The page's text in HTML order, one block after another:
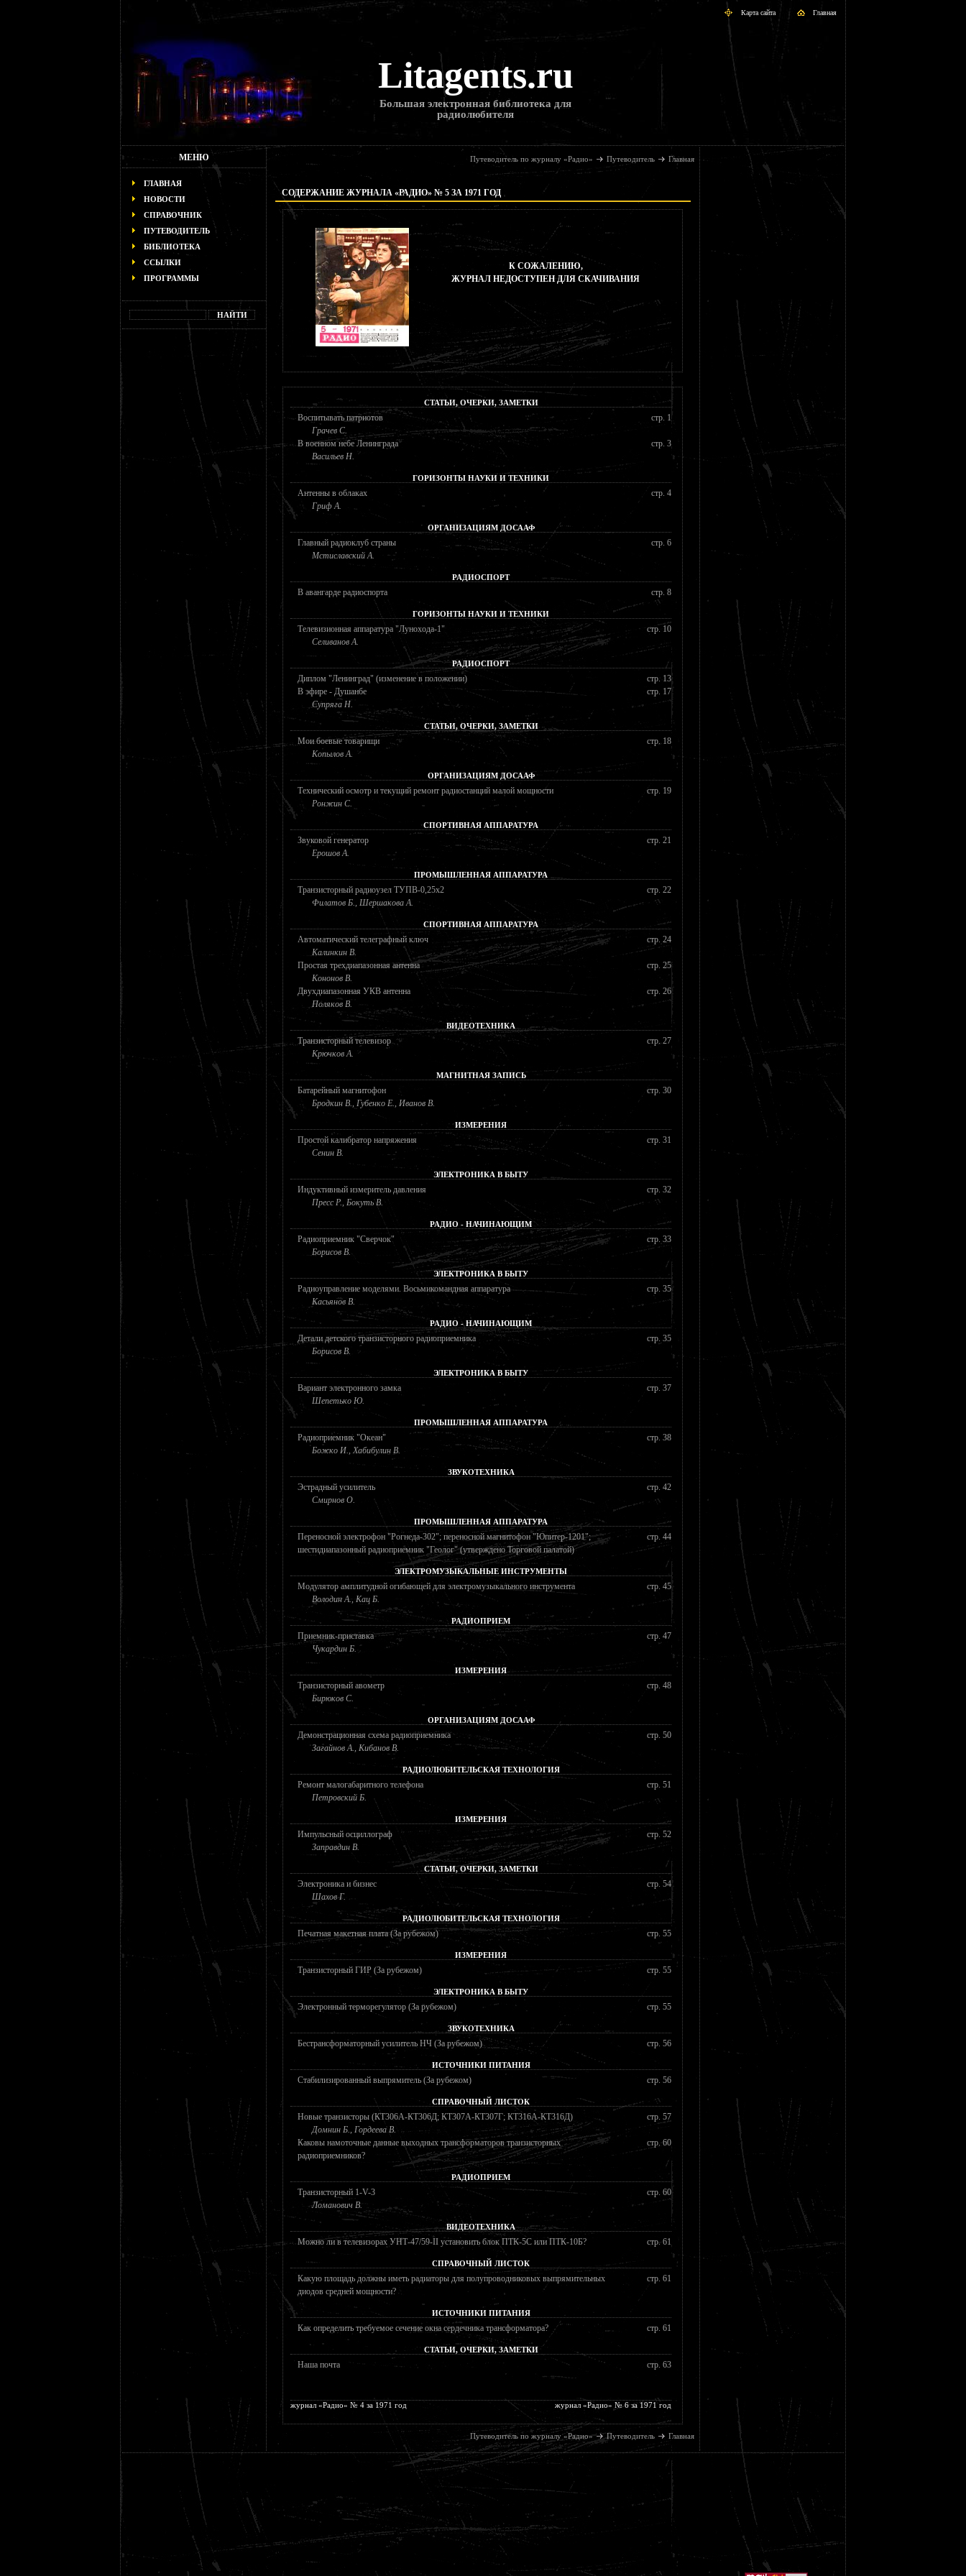
Главная
Карта сайта
Litagents.ru
Большая электронная библиотека для
радиолюбителя
МЕНЮ
ГЛАВНАЯ
НОВОСТИ
СПРАВОЧНИК
ПУТЕВОДИТЕЛЬ
БИБЛИОТЕКА
ССЫЛКИ
ПРОГРАММЫ
Путеводитель по журналу «Радио» Путеводитель Главная
СОДЕРЖАНИЕ ЖУРНАЛА «РАДИО» № 5 ЗА 1971 ГОД
К СОЖАЛЕНИЮ,
ЖУРНАЛ НЕДОСТУПЕН ДЛЯ СКАЧИВАНИЯ
СТАТЬИ, ОЧЕРКИ, ЗАМЕТКИ
Воспитывать патриотов
Грачев С.
стр. 1
В военном небе Ленинграда
Васильев Н.
стр. 3
ГОРИЗОНТЫ НАУКИ И ТЕХНИКИ
Антенны в облаках
Гриф А.
стр. 4
ОРГАНИЗАЦИЯМ ДОСААФ
Главный радиоклуб страны
Мстиславский А.
стр. 6
РАДИОСПОРТ
В авангарде радиоспорта стр. 8
ГОРИЗОНТЫ НАУКИ И ТЕХНИКИ
Телевизионная аппаратура "Лунохода-1"
Селиванов А.
стр. 10
РАДИОСПОРТ
Диплом "Ленинград" (изменение в положении)
стр. 13
В эфире - Душанбе
Супряга Н.
стр. 17
СТАТЬИ, ОЧЕРКИ, ЗАМЕТКИ
Мои боевые товарищи
Копылов А.
стр. 18
ОРГАНИЗАЦИЯМ ДОСААФ
Технический осмотр и текущий ремонт радиостанций малой мощности
Ронжин С.
стр. 19
СПОРТИВНАЯ АППАРАТУРА
Звуковой генератор
Ерошов А.
стр. 21
ПРОМЫШЛЕННАЯ АППАРАТУРА
Транзисторный радиоузел ТУПВ-0,25х2
Филатов Б., Шершакова А.
стр. 22
СПОРТИВНАЯ АППАРАТУРА
Автоматический телеграфный ключ
Калинкин В.
стр. 24
Простая трехдиапазонная антенна
Кононов В.
стр. 25
Двухдиапазонная УКВ антенна
Поляков В.
стр. 26
ВИДЕОТЕХНИКА
Транзисторный телевизор
Крючков А.
стр. 27
МАГНИТНАЯ ЗАПИСЬ
Батарейный магнитофон
Бродкин В., Губенко Е., Иванов В.
стр. 30
ИЗМЕРЕНИЯ
Простой калибратор напряжения
Сенин В.
стр. 31
ЭЛЕКТРОНИКА В БЫТУ
Индуктивный измеритель давления
Пресс Р., Бокуть В.
стр. 32
РАДИО - НАЧИНАЮЩИМ
Радиоприемник "Сверчок"
Борисов В.
стр. 33
ЭЛЕКТРОНИКА В БЫТУ
Радиоуправление моделями. Восьмикомандная аппаратура
Касьянов В.
стр. 35
РАДИО - НАЧИНАЮЩИМ
Детали детского транзисторного радиоприемника
Борисов В.
стр. 35
ЭЛЕКТРОНИКА В БЫТУ
Вариант электронного замка
Шепетько Ю.
стр. 37
ПРОМЫШЛЕННАЯ АППАРАТУРА
Радиоприемник "Океан"
Божко И., Хабибулин В.
стр. 38
ЗВУКОТЕХНИКА
Эстрадный усилитель
Смирнов О.
стр. 42
ПРОМЫШЛЕННАЯ АППАРАТУРА
Переносной электрофон "Рогнеда-302"; переносной магнитофон "Юпитер-1201";
шестидиапазонный радиоприемник "Геолог" (утверждено Торговой палатой)
стр. 44
ЭЛЕКТРОМУЗЫКАЛЬНЫЕ ИНСТРУМЕНТЫ
Модулятор амплитудной огибающей для электромузыкального инструмента
Володин А., Кац Б.
стр. 45
РАДИОПРИЕМ
Приемник-приставка
Чукардин Б.
стр. 47
ИЗМЕРЕНИЯ
Транзисторный авометр
Бирюков С.
стр. 48
ОРГАНИЗАЦИЯМ ДОСААФ
Демонстрационная схема радиоприемника
Загайнов А., Кибанов В.
стр. 50
РАДИОЛЮБИТЕЛЬСКАЯ ТЕХНОЛОГИЯ
Ремонт малогабаритного телефона
Петровский Б.
стр. 51
ИЗМЕРЕНИЯ
Импульсный осциллограф
Заправдин В.
стр. 52
СТАТЬИ, ОЧЕРКИ, ЗАМЕТКИ
Электроника и бизнес
Шахов Г.
стр. 54
РАДИОЛЮБИТЕЛЬСКАЯ ТЕХНОЛОГИЯ
Печатная макетная плата (За рубежом) стр. 55
ИЗМЕРЕНИЯ
Транзисторный ГИР (За рубежом) стр. 55
ЭЛЕКТРОНИКА В БЫТУ
Электронный терморегулятор (За рубежом) стр. 55
ЗВУКОТЕХНИКА
Бестрансформаторный усилитель НЧ (За рубежом) стр. 56
ИСТОЧНИКИ ПИТАНИЯ
Стабилизированный выпрямитель (За рубежом) стр. 56
СПРАВОЧНЫЙ ЛИСТОК
Новые транзисторы (КТ306А-КТ306Д; КТ307А-КТ307Г; КТ316А-КТ316Д)
Домнин Б., Гордеева В.
стр. 57
Каковы намоточные данные выходных трансформаторов транзисторных
радиоприемников?
стр. 60
РАДИОПРИЕМ
Транзисторный 1-V-3
Ломанович В.
стр. 60
ВИДЕОТЕХНИКА
Можно ли в телевизорах УНТ-47/59-II установить блок ПТК-5С или ПТК-10Б? стр. 61
СПРАВОЧНЫЙ ЛИСТОК
Какую площадь должны иметь радиаторы для полупроводниковых выпрямительных
диодов средней мощности?
стр. 61
ИСТОЧНИКИ ПИТАНИЯ
Как определить требуемое сечение окна сердечника трансформатора? стр. 61
СТАТЬИ, ОЧЕРКИ, ЗАМЕТКИ
Наша почта стр. 63
журнал «Радио» № 4 за 1971 год журнал «Радио» № 6 за 1971 год
Путеводитель по журналу «Радио» Путеводитель Главная